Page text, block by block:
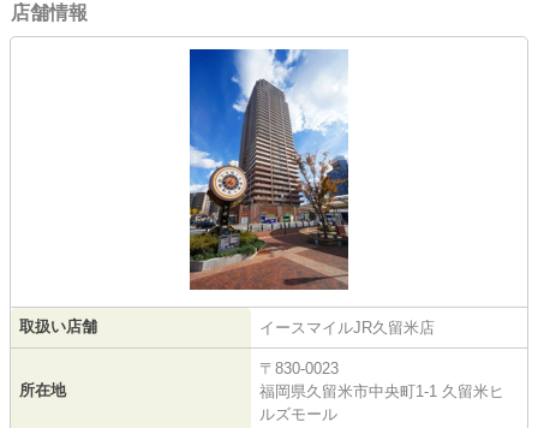
店舗情報
取扱い店舗 イースマイルJR久留米店
所在地
〒830-0023
福岡県久留米市中央町1-1 久留米ヒ
ルズモール